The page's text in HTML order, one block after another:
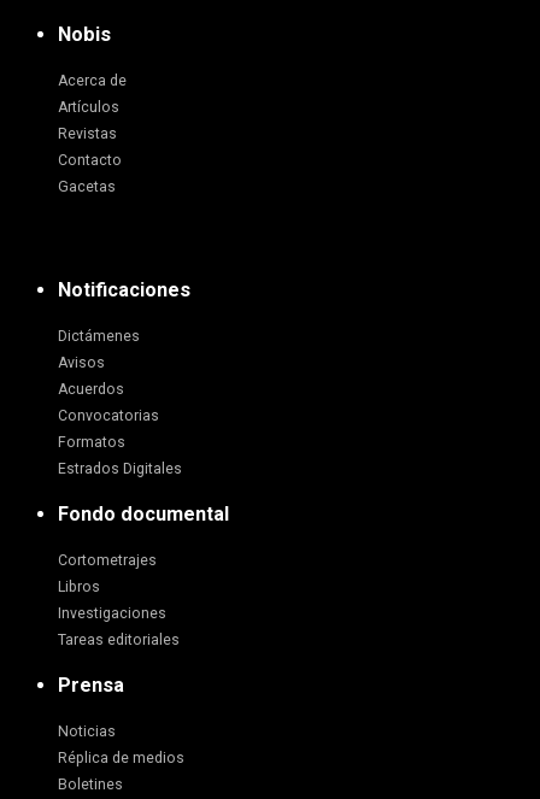
Nobis
Acerca de
Artículos
Revistas
Contacto
Gacetas
Notificaciones
Dictámenes
Avisos
Acuerdos
Convocatorias
Formatos
Estrados Digitales
Fondo documental
Cortometrajes
Libros
Investigaciones
Tareas editoriales
Prensa
Noticias
Réplica de medios
Boletines